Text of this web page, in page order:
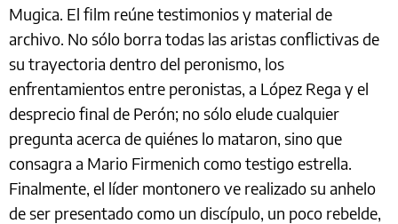
Mugica. El film reúne testimonios y material de
archivo. No sólo borra todas las aristas conflictivas de
su trayectoria dentro del peronismo, los
enfrentamientos entre peronistas, a López Rega y el
desprecio final de Perón; no sólo elude cualquier
pregunta acerca de quiénes lo mataron, sino que
consagra a Mario Firmenich como testigo estrella.
Finalmente, el líder montonero ve realizado su anhelo
de ser presentado como un discípulo, un poco rebelde,